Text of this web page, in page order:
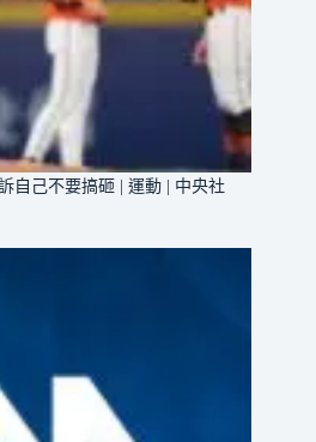
自己不要搞砸 | 運動 | 中央社